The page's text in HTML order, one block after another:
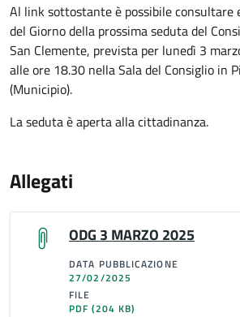
Al link sottostante è possibile consultare
del Giorno della prossima seduta del
San Clemente, prevista per lunedì 3
alle ore 18.30 nella Sala del Consiglio in
(Municipio).
La seduta è aperta alla cittadinanza.
Allegati
ODG 3 MARZO 2025
DATA PUBBLICAZIONE
27/02/2025
FILE
PDF(204 KB)